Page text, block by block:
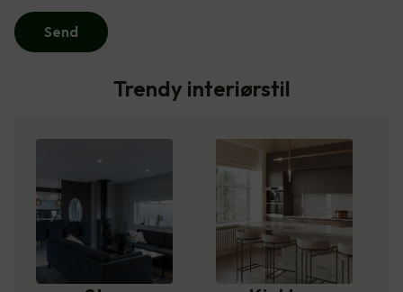
Send
Trendy interiørstil